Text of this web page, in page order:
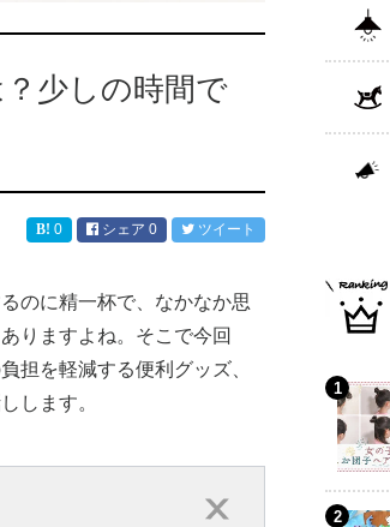
少しの時間で
0 シェア 0 ツイート
のに精一杯で、なかなか思
りますよね。そこで今回
担を軽減する便利グッズ、
します。